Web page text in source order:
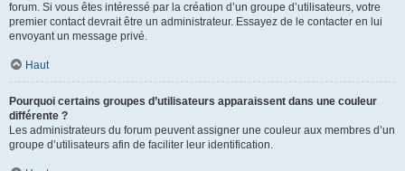
forum. Si vous êtes intéressé par la création d’un groupe d’utilisateurs, votre
premier contact devrait être un administrateur. Essayez de le contacter en lui
envoyant un message privé.
Haut
Pourquoi certains groupes d’utilisateurs apparaissent dans une couleur
différente ?
Les administrateurs du forum peuvent assigner une couleur aux membres d’un
groupe d’utilisateurs afin de faciliter leur identification.